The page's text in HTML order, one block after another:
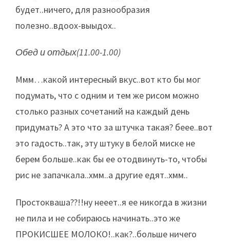
будет..ничего, для разнообразия
полезно..вдоох-выыдох..
Обед и отдых(11.00-1.00)
Ммм…какой интересный вкус..вот кто бы мог
подумать, что с одним и тем же рисом можно
столько разных сочетаний на каждый день
придумать? А это что за штучка такая? беее..вот
это гадость..так, эту штуку в белой миске не
берем больше..как бы ее отодвинуть-то, чтобы
рис не запачкала..хмм..а другие едят..хмм..
Простокваша??!!ну нееет..я ее никогда в жизни
не пила и не собираюсь начинать..это же
ПРОКИСШЕЕ МОЛОКО!..как?..больше ничего